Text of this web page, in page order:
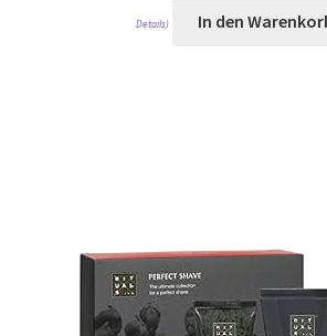
Details) In den